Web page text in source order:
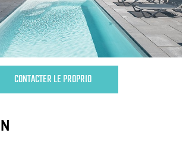
CONTACTER LE PROPRIO